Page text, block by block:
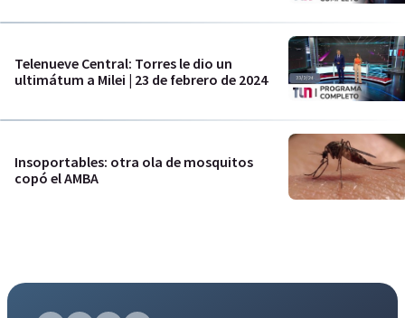
Telenueve Central: Torres le dio un
ultimátum a Milei | 23 de febrero de 2024
Insoportables: otra ola de mosquitos
copó el AMBA